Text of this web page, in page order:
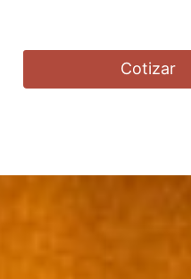
Cotizar